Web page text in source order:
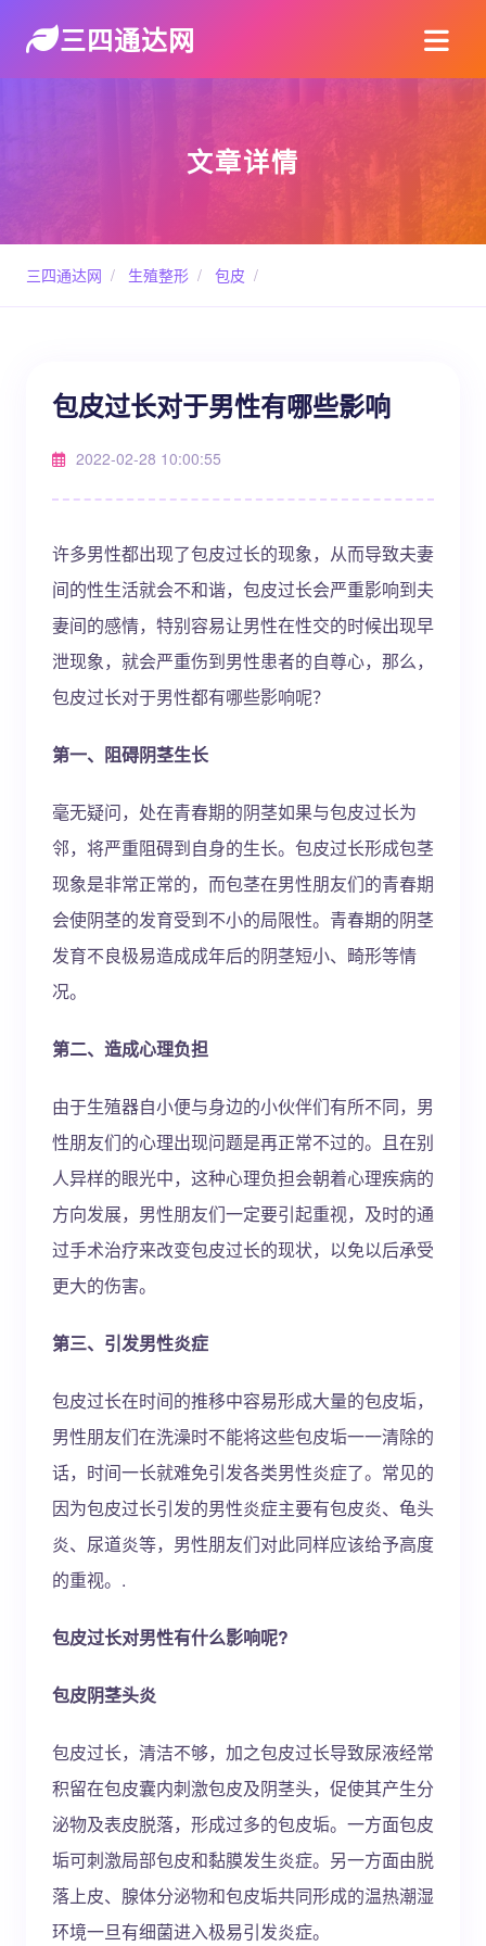
三四通达网
文章详情
三四通达网 / 生殖整形 / 包皮 /
包皮过长对于男性有哪些影响
2022-02-28 10:00:55
许多男性都出现了包皮过长的现象，从而导致夫妻
间的性生活就会不和谐，包皮过长会严重影响到夫
妻间的感情，特别容易让男性在性交的时候出现早
泄现象，就会严重伤到男性患者的自尊心，那么，
包皮过长对于男性都有哪些影响呢？
第一、阻碍阴茎生长
毫无疑问，处在青春期的阴茎如果与包皮过长为
邻，将严重阻碍到自身的生长。包皮过长形成包茎
现象是非常正常的，而包茎在男性朋友们的青春期
会使阴茎的发育受到不小的局限性。青春期的阴茎
发育不良极易造成成年后的阴茎短小、畸形等情
况。
第二、造成心理负担
由于生殖器自小便与身边的小伙伴们有所不同，男
性朋友们的心理出现问题是再正常不过的。且在别
人异样的眼光中，这种心理负担会朝着心理疾病的
方向发展，男性朋友们一定要引起重视，及时的通
过手术治疗来改变包皮过长的现状，以免以后承受
更大的伤害。
第三、引发男性炎症
包皮过长在时间的推移中容易形成大量的包皮垢，
男性朋友们在洗澡时不能将这些包皮垢一一清除的
话，时间一长就难免引发各类男性炎症了。常见的
因为包皮过长引发的男性炎症主要有包皮炎、龟头
炎、尿道炎等，男性朋友们对此同样应该给予高度
的重视。.
包皮过长对男性有什么影响呢?
包皮阴茎头炎
包皮过长，清洁不够，加之包皮过长导致尿液经常
积留在包皮囊内刺激包皮及阴茎头，促使其产生分
泌物及表皮脱落，形成过多的包皮垢。一方面包皮
垢可刺激局部包皮和黏膜发生炎症。另一方面由脱
落上皮、腺体分泌物和包皮垢共同形成的温热潮湿
环境一旦有细菌进入极易引发炎症。